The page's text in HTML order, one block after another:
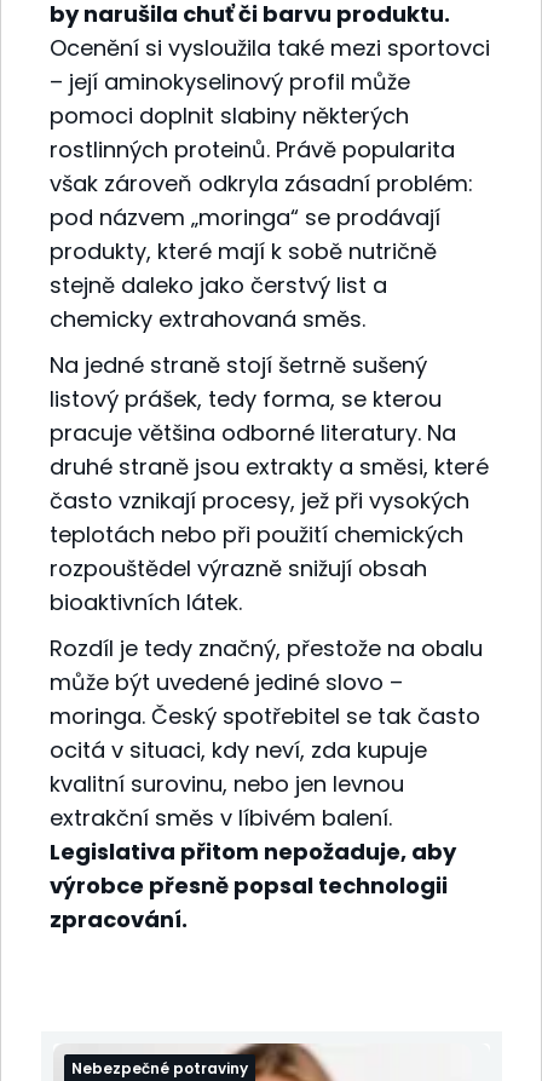
by narušila chuť či barvu produktu.
Ocenění si vysloužila také mezi sportovci
– její aminokyselinový profil může
pomoci doplnit slabiny některých
rostlinných proteinů. Právě popularita
však zároveň odkryla zásadní problém:
pod názvem „moringa“ se prodávají
produkty, které mají k sobě nutričně
stejně daleko jako čerstvý list a
chemicky extrahovaná směs.
Na jedné straně stojí šetrně sušený
listový prášek, tedy forma, se kterou
pracuje většina odborné literatury. Na
druhé straně jsou extrakty a směsi, které
často vznikají procesy, jež při vysokých
teplotách nebo při použití chemických
rozpouštědel výrazně snižují obsah
bioaktivních látek.
Rozdíl je tedy značný, přestože na obalu
může být uvedené jediné slovo –
moringa. Český spotřebitel se tak často
ocitá v situaci, kdy neví, zda kupuje
kvalitní surovinu, nebo jen levnou
extrakční směs v líbivém balení.
Legislativa přitom nepožaduje, aby
výrobce přesně popsal technologii
zpracování.
Nebezpečné potraviny